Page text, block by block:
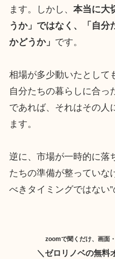
ます。しかし、 本当に大
うか」ではなく、「自分
かどうか」 です。
相場が多少動いたとして
自分たちの暮らしに合っ
であれば、それはその人
ます。
逆に、市場が一時的に落
たちの準備が整っていな
べきタイミングではない”
zoomで聞くだけ、画面
＼ ゼロリノベの無料